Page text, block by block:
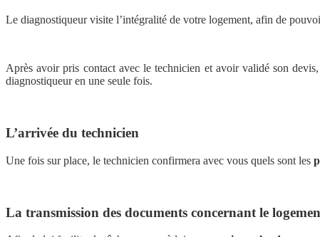
Le diagnostiqueur visite l’intégralité de votre logement, afin de
Après avoir pris contact avec le technicien et avoir validé son
diagnostiqueur en une seule fois.
L’arrivée du technicien
Une fois sur place, le technicien confirmera avec vous quels sont les
La transmission des documents concernant le